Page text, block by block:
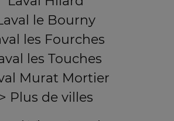
le Bourny
les Fourches
les Touches
Murat Mortier
> Plus de villes